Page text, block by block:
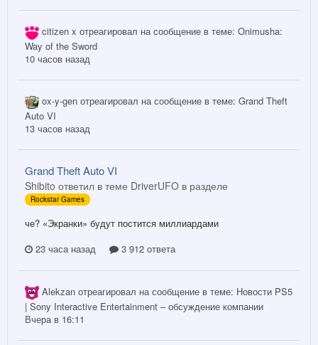
citizen x отреагировал на сообщение в теме: Onimusha:
Way of the Sword
10 часов назад
ox-y-gen отреагировал на сообщение в теме: Grand Theft
Auto VI
13 часов назад
Grand Theft Auto VI
Shibito ответил в теме DriverUFO в разделе
Rockstar Games
че? «Экранки» будут постится миллиардами
23 часа назад
3 912 ответа
Alekzan отреагировал на сообщение в теме: Новости PS5
| Sony Interactive Entertainment – обсуждение компании
Вчера в 16:11